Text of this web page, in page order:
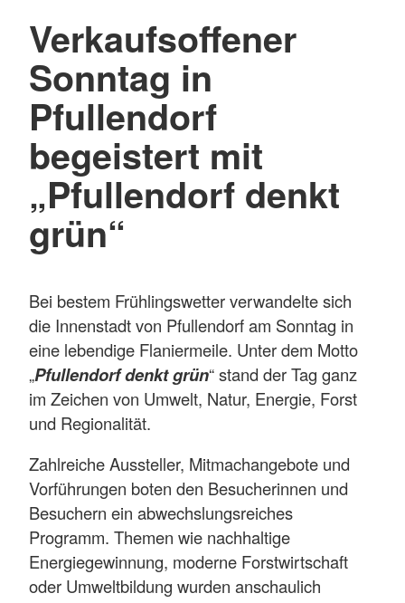
Verkaufsoffener
Sonntag in
Pfullendorf
begeistert mit
„Pfullendorf denkt
grün“
Bei bestem Frühlingswetter verwandelte sich
die Innenstadt von Pfullendorf am Sonntag in
eine lebendige Flaniermeile. Unter dem Motto
„Pfullendorf denkt grün“ stand der Tag ganz
im Zeichen von Umwelt, Natur, Energie, Forst
und Regionalität.
Zahlreiche Aussteller, Mitmachangebote und
Vorführungen boten den Besucherinnen und
Besuchern ein abwechslungsreiches
Programm. Themen wie nachhaltige
Energiegewinnung, moderne Forstwirtschaft
oder Umweltbildung wurden anschaulich